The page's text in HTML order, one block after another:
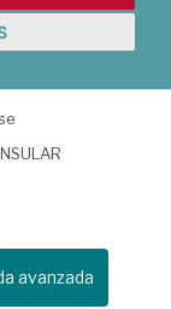
avanzada